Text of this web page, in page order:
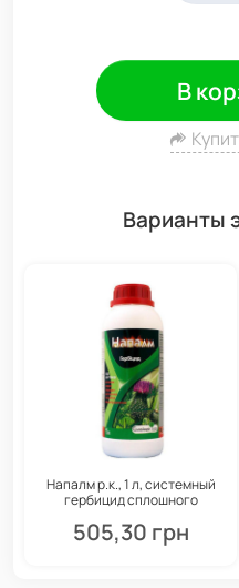
В
Варианты
Напалм р.к., 1 л, системный
гербицид сплошного
505,30 грн